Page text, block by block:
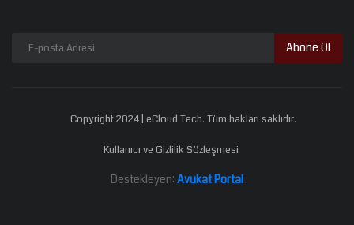
Abone Ol
Copyright 2024 | eCloud Tech. Tüm hakları saklıdır.
Kullanıcı ve Gizlilik Sözleşmesi
Destekleyen: Avukat Portal